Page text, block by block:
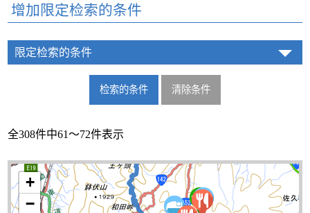
增加限定检索的条件
限定检索的条件
全308件中61～72件表示
+
−